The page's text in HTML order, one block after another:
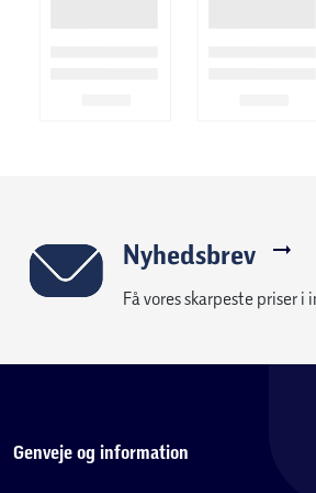
Nyhedsbrev
Få vores skarpeste priser i
Genveje og information